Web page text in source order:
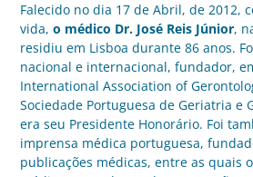
Falecido no dia 17 de Abril, de 2012,
vida, o médico Dr. José Reis Júnior,
residiu em Lisboa durante 86 anos.
nacional e internacional, fundador,
International Association of
Sociedade Portuguesa de Geriatria e
era seu Presidente Honorário. Foi
imprensa médica portuguesa,
publicações médicas, entre as quais